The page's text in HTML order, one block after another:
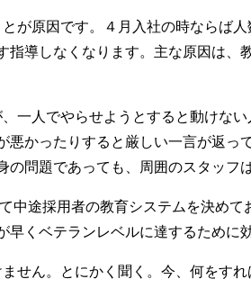
原因です。４月入社の時ならば
導しなくなります。主な原因は
人でやらせようとすると動けな
かったりすると厳しい一言が返
問題であっても、周囲のスタッフ
途採用者の教育システムを決め
くベテランレベルに達するために
ん。とにかく聞く。今、何をす